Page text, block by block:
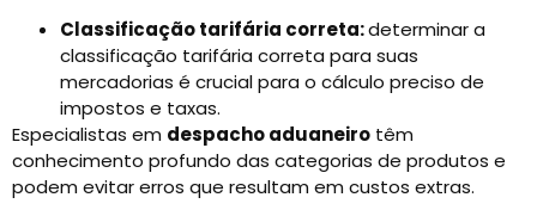
Classificação tarifária correta:determinar a
classificação tarifária correta para suas
mercadorias é crucial para o cálculo preciso de
impostos e taxas.
Especialistas em despacho aduaneiro têm
conhecimento profundo das categorias de produtos e
podem evitar erros que resultam em custos extras.